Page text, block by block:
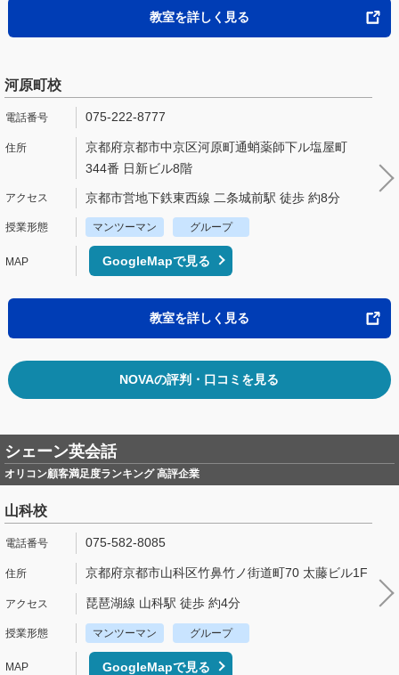
教室を詳しく見る
河原町校
075-222-8777
京都府京都市中京区河原町通蛸薬師下ル塩屋町
344番 日新ビル8階
京都市営地下鉄東西線 二条城前駅 徒歩 約8分
マンツーマン グループ
GoogleMapで見る
教室を詳しく見る
NOVAの評判・口コミを見る
シェーン英会話
オリコン顧客満足度ランキング 高評企業
山科校
075-582-8085
京都府京都市山科区竹鼻竹ノ街道町70 太藤ビル1F
琵琶湖線 山科駅 徒歩 約4分
マンツーマン グループ
GoogleMapで見る